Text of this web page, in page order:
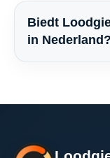
Biedt
in Nederland?